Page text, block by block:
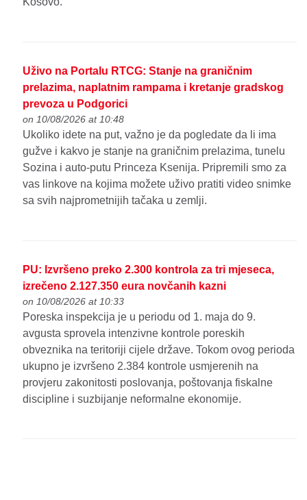
Uživo na Portalu RTCG: Stanje na graničnim
prelazima, naplatnim rampama i kretanje gradskog
prevoza u Podgorici
on 10/08/2026 at 10:48
Ukoliko idete na put, važno je da pogledate da li ima
gužve i kakvo je stanje na graničnim prelazima, tunelu
Sozina i auto-putu Princeza Ksenija. Pripremili smo za
vas linkove na kojima možete uživo pratiti video snimke
sa svih najprometnijih tačaka u zemlji.
PU: Izvršeno preko 2.300 kontrola za tri mjeseca,
izrečeno 2.127.350 eura novčanih kazni
on 10/08/2026 at 10:33
Poreska inspekcija je u periodu od 1. maja do 9.
avgusta sprovela intenzivne kontrole poreskih
obveznika na teritoriji cijele države. Tokom ovog perioda
ukupno je izvršeno 2.384 kontrole usmjerenih na
provjeru zakonitosti poslovanja, poštovanja fiskalne
discipline i suzbijanje neformalne ekonomije.